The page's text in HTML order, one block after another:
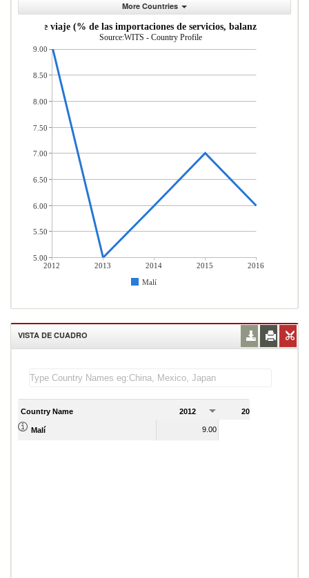
More Countries
de viaje (% de las importaciones de servicios, balanza de pagos)
Source:WITS - Country Profile
2012 2013 2014 2015
2016
Malí
9.00
8.50
8.00
7.50
7.00
6.50
6.00
5.50
5.00
VISTA DE CUADRO
Country Name 2012 2013
Malí 9.00